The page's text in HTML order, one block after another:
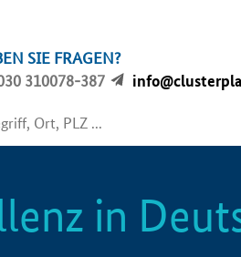
SIE FRAGEN?
310078-387
in